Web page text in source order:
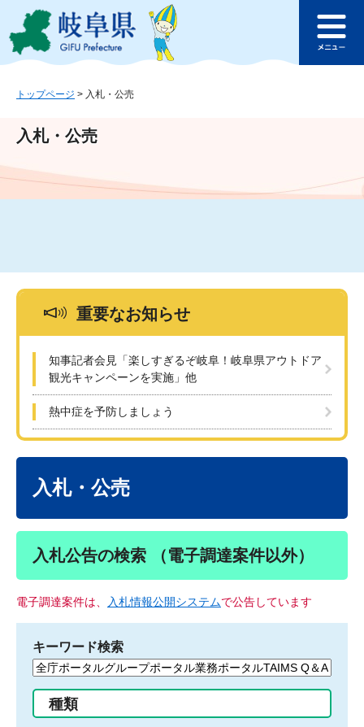
ジ
ュ
文
このページの本文へ
ュ
トップページ > 入札・公売
入札・公売
重要なお知らせ
知事記者会見「楽しすぎるぞ岐阜！岐阜県アウトドア
観光キャンペーンを実施」他
熱中症を予防しましょう
入札・公売
入札公告の検索 （電子調達案件以外）
電子調達案件は、 入札情報公開システムで公告しています
キーワード検索
検
る
種類